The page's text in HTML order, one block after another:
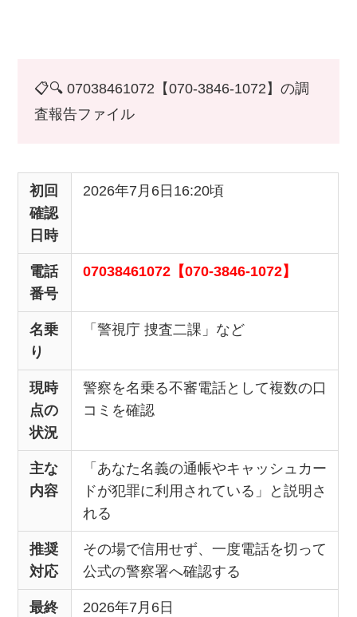
📋🔍 07038461072【070-3846-1072】の調
査報告ファイル
初回
確認
日時
2026年7月6日16:20頃
電話
番号
07038461072【070-3846-1072】
名乗
り
「警視庁 捜査二課」など
現時
点の
状況
警察を名乗る不審電話として複数の口
コミを確認
主な
内容
「あなた名義の通帳やキャッシュカー
ドが犯罪に利用されている」と説明さ
れる
推奨
対応
その場で信用せず、一度電話を切って
公式の警察署へ確認する
最終
2026年7月6日